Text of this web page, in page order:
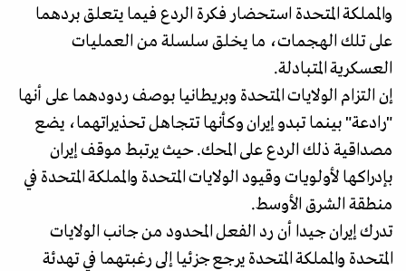
والمملكة المتحدة استحضار فكرة الردع فيما يتعلق بردهما
على تلك الهجمات، ما يخلق سلسلة من العمليات
العسكرية المتبادلة.
إن التزام الولايات المتحدة وبريطانيا بوصف ردودهما على أنها
"رادعة" بينما تبدو إيران وكأنها تتجاهل تحذيراتهما، يضع
مصداقية ذلك الردع على المحك. حيث يرتبط موقف إيران
بإدراكها لأولويات وقيود الولايات المتحدة والمملكة المتحدة في
منطقة الشرق الأوسط.
تدرك إيران جيدا أن رد الفعل المحدود من جانب الولايات
المتحدة والمملكة المتحدة يرجع جزئيا إلى رغبتهما في تهدئة